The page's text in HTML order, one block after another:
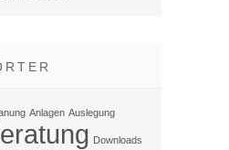
Anlagen Auslegung
Downloads